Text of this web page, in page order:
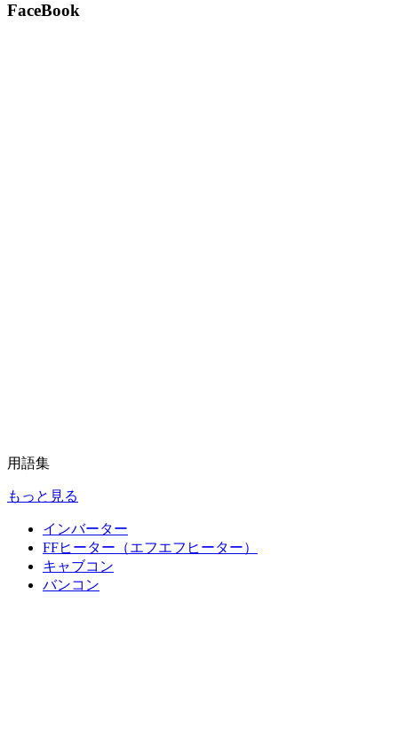
FaceBook
用語集
もっと見る
インバーター
FFヒーター（エフエフヒーター）
キャブコン
バンコン